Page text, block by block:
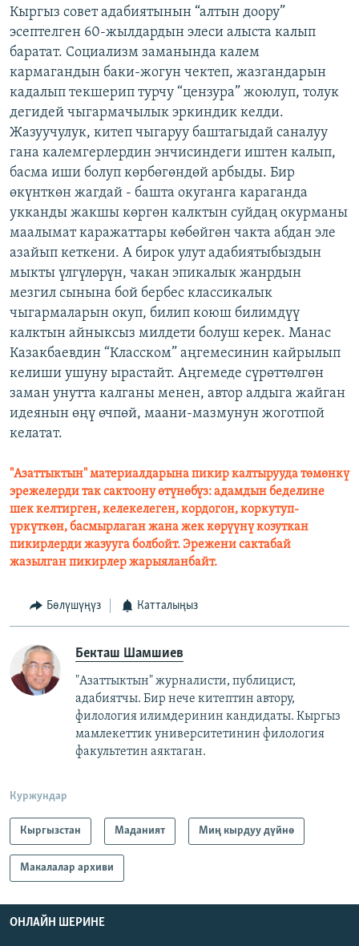
Кыргыз совет адабиятынын “алтын доору”
эсептелген 60-жылдардын элеси алыста калып
баратат. Социализм заманында калем
кармагандын баки-жогун чектеп, жазгандарын
кадалып текшерип турчу “цензура” жоюлуп, толук
дегидей чыгармачылык эркиндик келди.
Жазуучулук, китеп чыгаруу баштагыдай саналуу
гана калемгерлердин энчисиндеги иштен калып,
басма иши болуп көрбөгөндөй арбыды. Бир
өкүнткөн жагдай - башта окуганга караганда
укканды жакшы көргөн калктын суйдаң окурманы
маалымат каражаттары көбөйгөн чакта абдан эле
азайып кеткени. А бирок улут адабиятыбыздын
мыкты үлгүлөрүн, чакан эпикалык жанрдын
мезгил сынына бой бербес классикалык
чыгармаларын окуп, билип коюш билимдүү
калктын айныксыз милдети болуш керек. Манас
Казакбаевдин “Класском” аңгемесинин кайрылып
келиши ушуну ырастайт. Аңгемеде сүрөттөлгөн
заман унутта калганы менен, автор алдыга жайган
идеянын өңү өчпөй, маани-мазмунун жоготпой
келатат.
"Азаттыктын" материалдарына пикир калтырууда төмөнкү
эрежелерди так сактоону өтүнөбүз: адамдын беделине
шек келтирген, келекелеген, кордогон, коркутуп-
үркүткөн, басмырлаган жана жек көрүүнү козуткан
пикирлерди жазууга болбойт. Эрежени сактабай
жазылган пикирлер жарыяланбайт.
Бөлүшүңүз Катталыңыз
Бекташ Шамшиев
"Азаттыктын" журналисти, публицист,
адабиятчы. Бир нече китептин автору,
филология илимдеринин кандидаты. Кыргыз
мамлекеттик университетинин филология
факультетин аяктаган.
Куржундар
Кыргызстан Маданият Миң кырдуу дүйнө
Макалалар архиви
ОНЛАЙН ШЕРИНЕ